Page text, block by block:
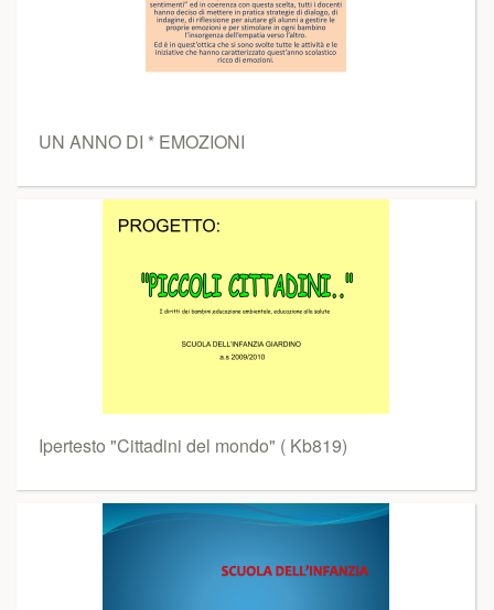
UN ANNO DI * EMOZIONI
Ipertesto "Cittadini del mondo" ( Kb819)